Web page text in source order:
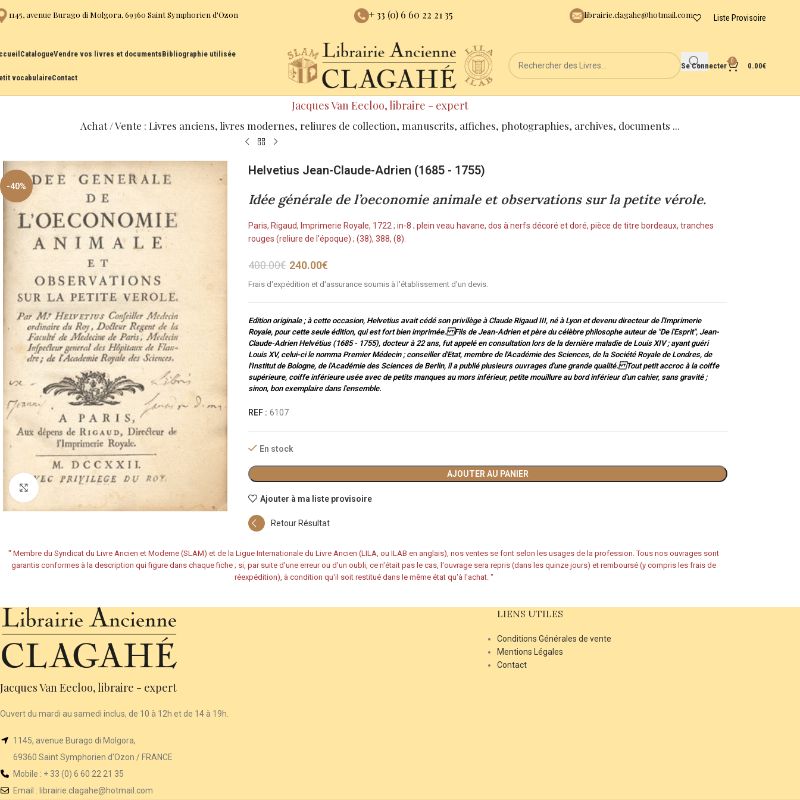
1145, avenue Burago di Molgora, 69360 Saint Symphorien d'Ozon + 33 (0) 6 60 22 21 35 librairie.clagahe@hotmail.com Liste Provisoire
CatalogueVendre vos livres et documentsBibliographie utilisée
vocabulaireContact
Se Connecter
0
0.00€
Jacques Van Eecloo, libraire - expert
Achat / Vente : Livres anciens, livres modernes, reliures de collection, manuscrits, affiches, photographies, archives, documents ...
-40%
Cliquez pour agrandir
Helvetius Jean-Claude-Adrien (1685 - 1755)
Idée générale de l’oeconomie animale et observations sur la petite vérole.
Paris, Rigaud, Imprimerie Royale, 1722 ; in-8 ; plein veau havane, dos à nerfs décoré et doré, pièce de titre bordeaux, tranches
rouges (reliure de l'époque) ; (38), 388, (8).
400.00€ 240.00€
Frais d'expédition et d'assurance soumis à l'établissement d'un devis.
Edition originale ; à cette occasion, Helvetius avait cédé son privilège à Claude Rigaud III, né à Lyon et devenu directeur de l'Imprimerie
Royale, pour cette seule édition, qui est fort bien imprimée. Fils de Jean-Adrien et père du célèbre philosophe auteur de "De l'Esprit", Jean-
Claude-Adrien Helvétius (1685 - 1755), docteur à 22 ans, fut appelé en consultation lors de la dernière maladie de Louis XIV ; ayant guéri
Louis XV, celui-ci le nomma Premier Médecin ; conseiller d'Etat, membre de l'Académie des Sciences, de la Société Royale de Londres, de
l'Institut de Bologne, de l'Académie des Sciences de Berlin, il a publié plusieurs ouvrages d'une grande qualité. Tout petit accroc à la coiffe
supérieure, coiffe inférieure usée avec de petits manques au mors inférieur, petite mouillure au bord inférieur d'un cahier, sans gravité ;
sinon, bon exemplaire dans l'ensemble.
REF : 6107
En stock
AJOUTER AU PANIER
Ajouter à ma liste provisoire
Retour Résultat
" Membre du Syndicat du Livre Ancien et Moderne (SLAM) et de la Ligue Internationale du Livre Ancien (LILA, ou ILAB en anglais), nos ventes se font selon les usages de la profession. Tous nos ouvrages sont
garantis conformes à la description qui figure dans chaque fiche ; si, par suite d'une erreur ou d'un oubli, ce n'était pas le cas, l'ouvrage sera repris (dans les quinze jours) et remboursé (y compris les frais de
réexpédition), à condition qu'il soit restitué dans le même état qu'à l'achat. "
Jacques Van Eecloo, libraire - expert
Ouvert du mardi au samedi inclus, de 10 à 12h et de 14 à 19h.
1145, avenue Burago di Molgora,
69360 Saint Symphorien d'Ozon / FRANCE
Mobile : + 33 (0) 6 60 22 21 35
Email : librairie .clagahe@hotmail.com
LIENS UTILES
Conditions Générales de vente
Mentions Légales
Contact